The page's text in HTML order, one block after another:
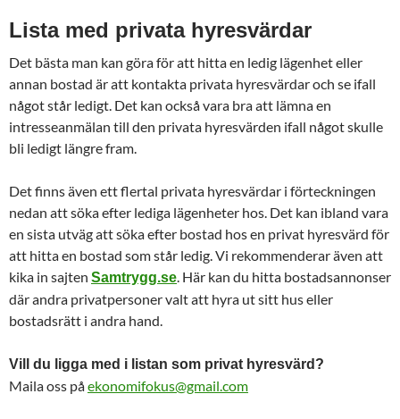
Lista med privata hyresvärdar
Det bästa man kan göra för att hitta en ledig lägenhet eller
annan bostad är att kontakta privata hyresvärdar och se ifall
något står ledigt. Det kan också vara bra att lämna en
intresseanmälan till den privata hyresvärden ifall något skulle
bli ledigt längre fram.
Det finns även ett flertal privata hyresvärdar i förteckningen
nedan att söka efter lediga lägenheter hos. Det kan ibland vara
en sista utväg att söka efter bostad hos en privat hyresvärd för
att hitta en bostad som står ledig. Vi rekommenderar även att
kika in sajten Samtrygg.se. Här kan du hitta bostadsannonser
där andra privatpersoner valt att hyra ut sitt hus eller
bostadsrätt i andra hand.
Vill du ligga med i listan som privat hyresvärd?
Maila oss påekonomifokus@gmail.com